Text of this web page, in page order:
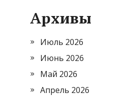
Архивы
Июль 2026
Июнь 2026
Май 2026
Апрель 2026